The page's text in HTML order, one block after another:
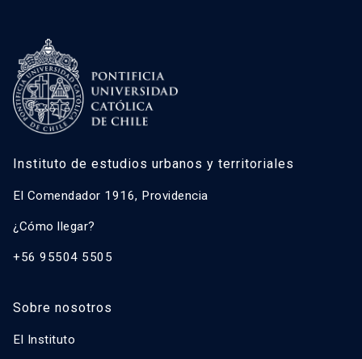
Instituto de estudios urbanos y territoriales
El Comendador 1916, Providencia
¿Cómo llegar?
+56 95504 5505
Sobre nosotros
El Instituto